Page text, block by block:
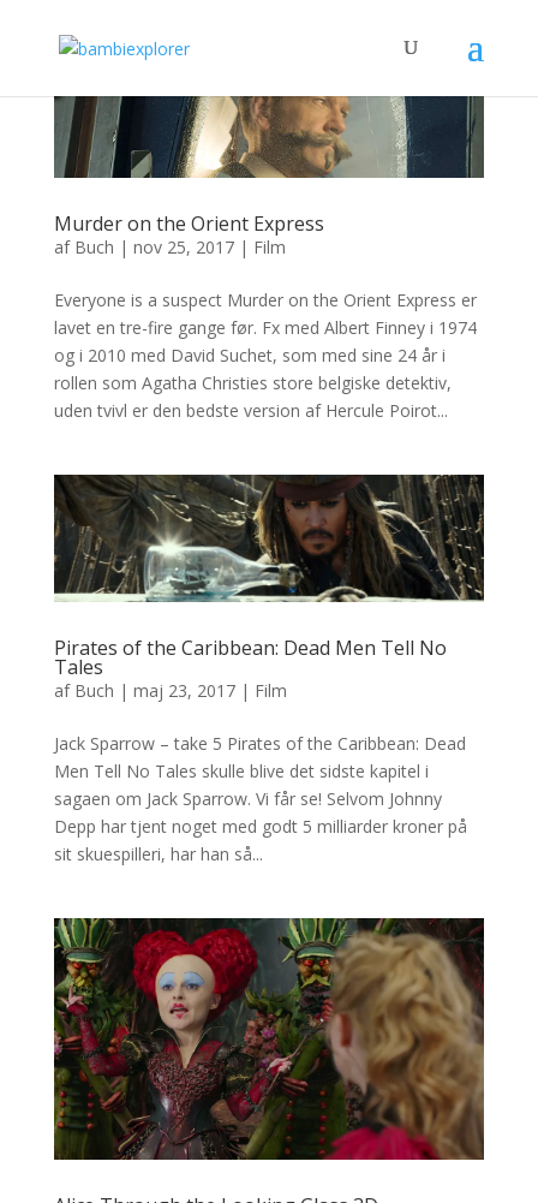
Murder on the Orient Express
af Buch | nov 25, 2017| Film
Everyone is a suspect Murder on the Orient Express er
lavet en tre-fire gange før. Fx med Albert Finney i 1974
og i 2010 med David Suchet, som med sine 24 år i
rollen som Agatha Christies store belgiske detektiv,
uden tvivl er den bedste version af Hercule Poirot...
Pirates of the Caribbean: Dead Men Tell No
Tales
af Buch | maj 23, 2017| Film
Jack Sparrow – take 5 Pirates of the Caribbean: Dead
Men Tell No Tales skulle blive det sidste kapitel i
sagaen om Jack Sparrow. Vi får se! Selvom Johnny
Depp har tjent noget med godt 5 milliarder kroner på
sit skuespilleri, har han så...